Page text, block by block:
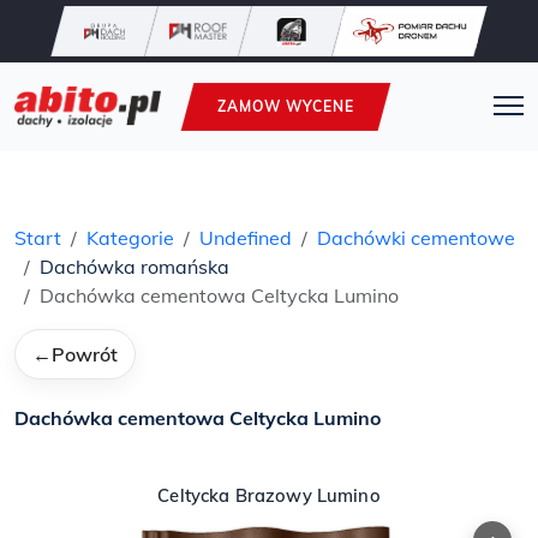
ZAMOW WYCENE
Start Kategorie Undefined
Dachówki cementowe
Dachówka romańska
Dachówka cementowa Celtycka Lumino
← Powrót
Dachówka cementowa Celtycka Lumino
Celtycka Brazowy Lumino